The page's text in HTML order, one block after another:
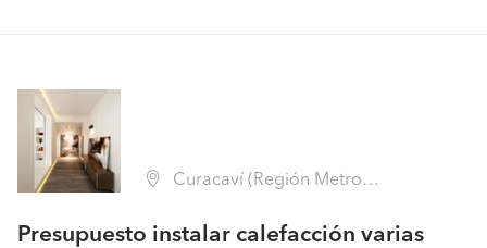
Curacaví (Región Metropolitana - Melipilla)
Presupuesto instalar calefacción varias